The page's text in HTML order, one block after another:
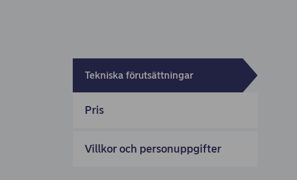
Tekniska förutsättningar
Pris
Villkor och personuppgifter